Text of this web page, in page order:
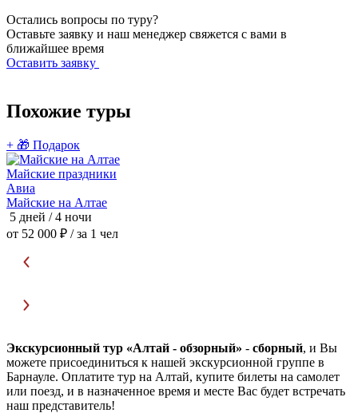
Остались вопросы по туру?
Оставьте заявку и наш менеджер свяжется с вами в
ближайшее время
Оставить заявку
Похожие туры
+ 🎁 Подарок
Майские праздники
Авиа
Майские на Алтае
5 дней / 4 ночи
от 52 000 ₽ / за 1 чел
Экскурсионный тур «Алтай - обзорный» - сборный, и Вы
можете присоединиться к нашей экскурсионной группе в
Барнауле. Оплатите тур на Алтай, купите билеты на самолет
или поезд, и в назначенное время и месте Вас будет встречать
наш представитель!